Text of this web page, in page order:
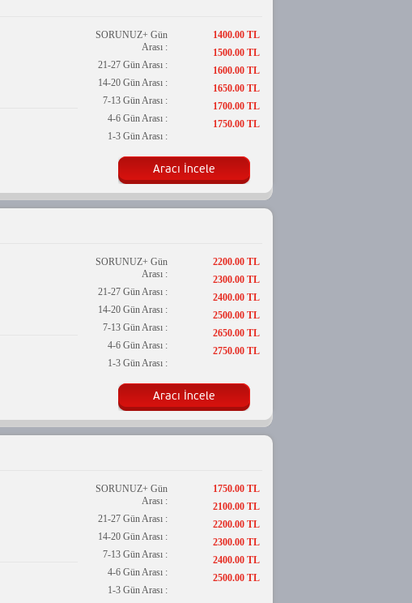
SORUNUZ+ Gün
Arası :
21-27 Gün Arası :
14-20 Gün Arası :
7-13 Gün Arası :
4-6 Gün Arası :
1-3 Gün Arası :
1400.00 TL
1500.00 TL
1600.00 TL
1650.00 TL
1700.00 TL
1750.00 TL
Aracı İncele
SORUNUZ+ Gün
Arası :
21-27 Gün Arası :
14-20 Gün Arası :
7-13 Gün Arası :
4-6 Gün Arası :
1-3 Gün Arası :
2200.00 TL
2300.00 TL
2400.00 TL
2500.00 TL
2650.00 TL
2750.00 TL
Aracı İncele
SORUNUZ+ Gün
Arası :
21-27 Gün Arası :
14-20 Gün Arası :
7-13 Gün Arası :
4-6 Gün Arası :
1-3 Gün Arası :
1750.00 TL
2100.00 TL
2200.00 TL
2300.00 TL
2400.00 TL
2500.00 TL